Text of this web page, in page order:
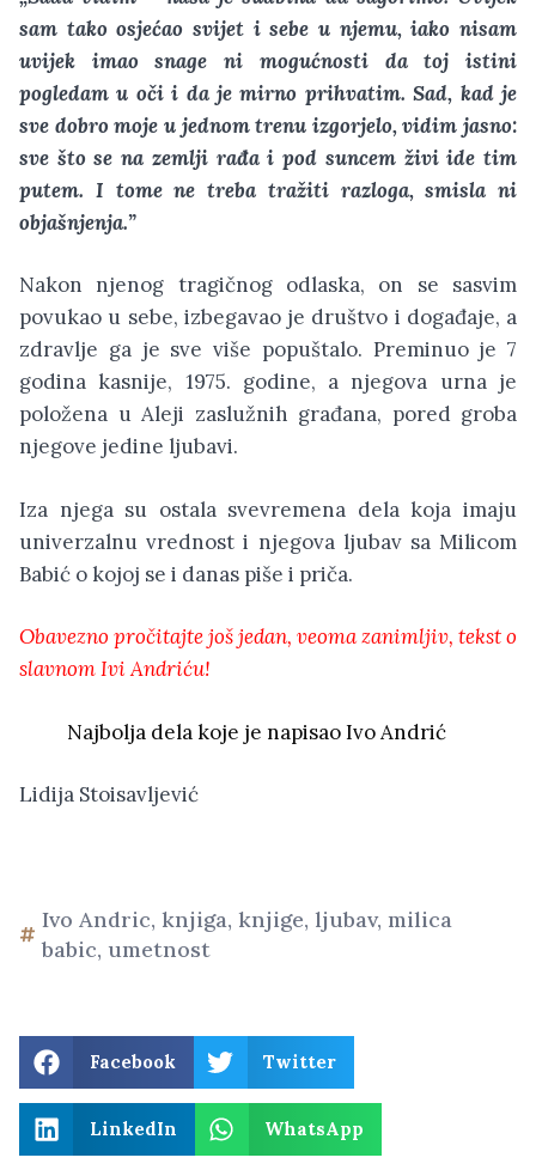
sam tako osjećao svijet i sebe u njemu, iako nisam
uvijek imao snage ni mogućnosti da toj istini
pogledam u oči i da je mirno prihvatim. Sad, kad je
sve dobro moje u jednom trenu izgorjelo, vidim jasno:
sve što se na zemlji rađa i pod suncem živi ide tim
putem. I tome ne treba tražiti razloga, smisla ni
objašnjenja.”
Nakon njenog tragičnog odlaska, on se sasvim
povukao u sebe, izbegavao je društvo i događaje, a
zdravlje ga je sve više popuštalo. Preminuo je 7
godina kasnije, 1975. godine, a njegova urna je
položena u Aleji zaslužnih građana, pored groba
njegove jedine ljubavi.
Iza njega su ostala svevremena dela koja imaju
univerzalnu vrednost i njegova ljubav sa Milicom
Babić o kojoj se i danas piše i priča.
Obavezno pročitajte još jedan, veoma zanimljiv, tekst o
slavnom Ivi Andriću!
Najbolja dela koje je napisao Ivo Andrić
Lidija Stoisavljević
Ivo Andric, knjiga, knjige, ljubav, milica
babic, umetnost
Facebook Twitter
LinkedIn WhatsApp